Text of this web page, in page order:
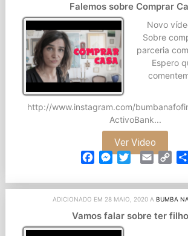
Falemos sobre Comprar
Novo
Sobre
parceria
Espero
http://www.instagram.com/
ActivoBank...
Ver Video
Facebook
Messenger
TwitterEmail
ADICIONADO EM 28 MAIO, 2020 A BUMBA
Vamos falar sobre ter